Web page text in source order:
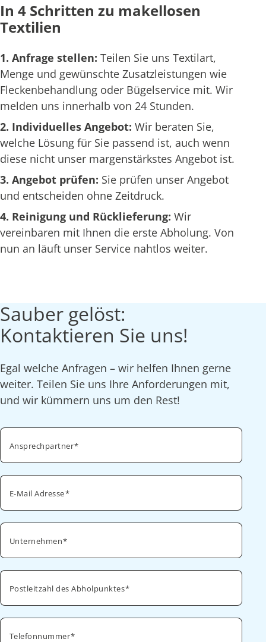
In 4 Schritten zu makellosen
Textilien
1. Anfrage stellen: Teilen Sie uns Textilart,
Menge und gewünschte Zusatzleistungen wie
Fleckenbehandlung oder Bügelservice mit. Wir
melden uns innerhalb von 24 Stunden.
2. Individuelles Angebot: Wir beraten Sie,
welche Lösung für Sie passend ist, auch wenn
diese nicht unser margenstärkstes Angebot ist.
3. Angebot prüfen: Sie prüfen unser Angebot
und entscheiden ohne Zeitdruck.
4. Reinigung und Rücklieferung: Wir
vereinbaren mit Ihnen die erste Abholung. Von
nun an läuft unser Service nahtlos weiter.
Sauber gelöst:
Kontaktieren Sie uns!
Egal welche Anfragen – wir helfen Ihnen gerne
weiter. Teilen Sie uns Ihre Anforderungen mit,
und wir kümmern uns um den Rest!
Ansprechpartner
E-Mail Adresse
Unternehmen
Postleitzahl des Abholpunktes
Telefonnummer